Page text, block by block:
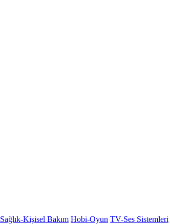
Sağlık-Kişisel Bakım Hobi-Oyun TV-Ses Sistemleri